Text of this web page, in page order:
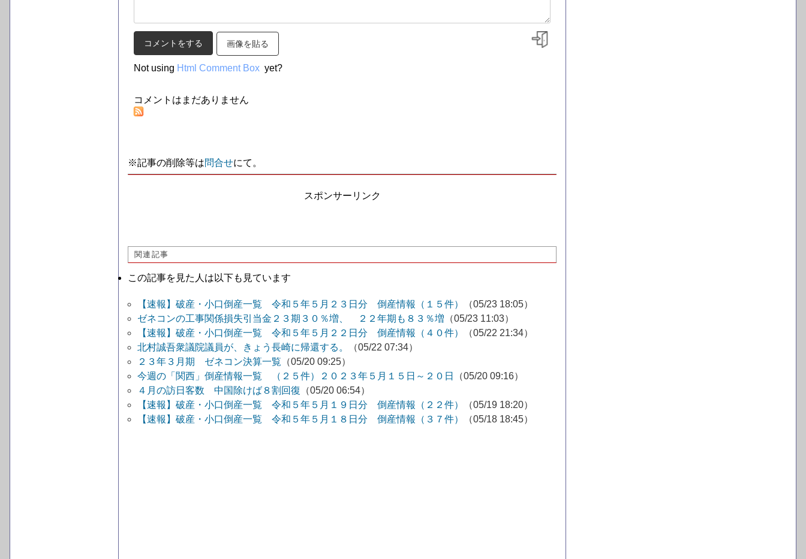
画像を貼る
Not using Html Comment Box yet?
コメントはまだありません
※記事の削除等は問合せにて。
スポンサーリンク
関連記事
この記事を見た人は以下も見ています
【速報】破産・小口倒産一覧 令和５年５月２３日分 倒産情報（１５件）
（05/23 18:05）
ゼネコンの工事関係損失引当金２３期３０％増、 ２２年期も８３％増 （05/23 11:03）
【速報】破産・小口倒産一覧 令和５年５月２２日分 倒産情報（４０件）
（05/22 21:34）
北村誠吾衆議院議員が、きょう長崎に帰還する。
（05/22 07:34）
２３年３月期 ゼネコン決算一覧 （05/20 09:25）
今週の「関西」倒産情報一覧 （２５件）２０２３年５月１５日～２０日
（05/20 09:16）
４月の訪日客数 中国除けば８割回復 （05/20 06:54）
【速報】破産・小口倒産一覧 令和５年５月１９日分 倒産情報（２２件）
（05/19 18:20）
【速報】破産・小口倒産一覧 令和５年５月１８日分 倒産情報（３７件）
（05/18 18:45）